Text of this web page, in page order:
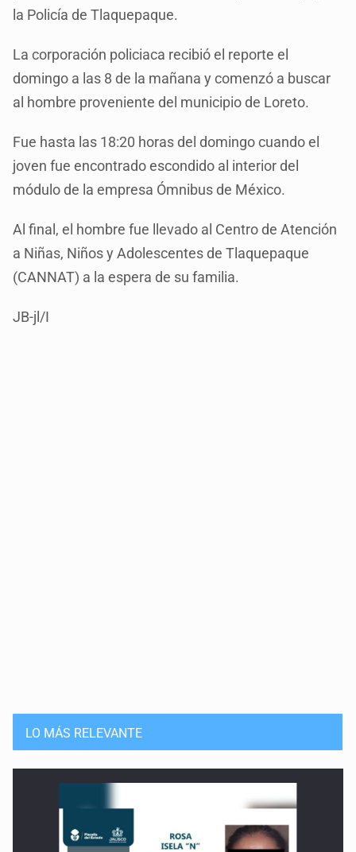
la Policía de Tlaquepaque.
La corporación policiaca recibió el reporte el
domingo a las 8 de la mañana y comenzó a buscar
al hombre proveniente del municipio de Loreto.
Fue hasta las 18:20 horas del domingo cuando el
joven fue encontrado escondido al interior del
módulo de la empresa Ómnibus de México.
Al final, el hombre fue llevado al Centro de Atención
a Niñas, Niños y Adolescentes de Tlaquepaque
(CANNAT) a la espera de su familia.
JB-jl/I
LO MÁS RELEVANTE